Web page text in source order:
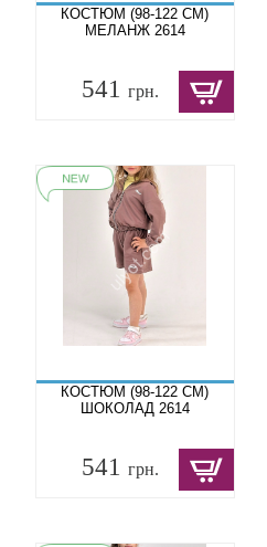
КОСТЮМ (98-122 СМ)
МЕЛАНЖ 2614
541грн.
КОСТЮМ (98-122 СМ)
ШОКОЛАД 2614
541грн.